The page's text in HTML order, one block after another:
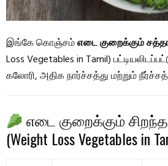
இங்கே கொஞ்சம்எடை குறைக்கும்
Loss Vegetables in Tamil)
கலோரி, அதிக நார்ச்சத்து மற்றும்
எடை குறைக்கும்
(Weight Loss Vegetables in